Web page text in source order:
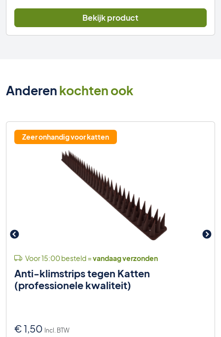
Bekijk product
Anderenkochten ook
Zeer onhandig voor katten
Voor 15:00 besteld =vandaag verzonden
Anti-klimstrips tegen Katten
(professionele kwaliteit)
€1,50 Incl. BTW